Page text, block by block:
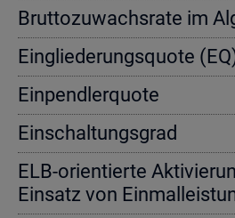
Brut­to­zu­wachs­ra­te im
Ein­glie­de­rungs­quo­te
Ein­pend­ler­quo­te
Ein­schal­tungs­grad
ELB-ori­en­tier­te
Ein­satz von